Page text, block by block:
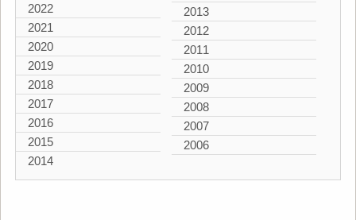
2022
2021
2020
2019
2018
2017
2016
2015
2014
2013
2012
2011
2010
2009
2008
2007
2006